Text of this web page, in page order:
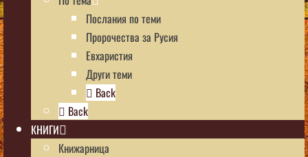
Послания по теми
Пророчества за Русия
Евхаристия
Други теми
Back
Back
КНИГИ
Книжарница